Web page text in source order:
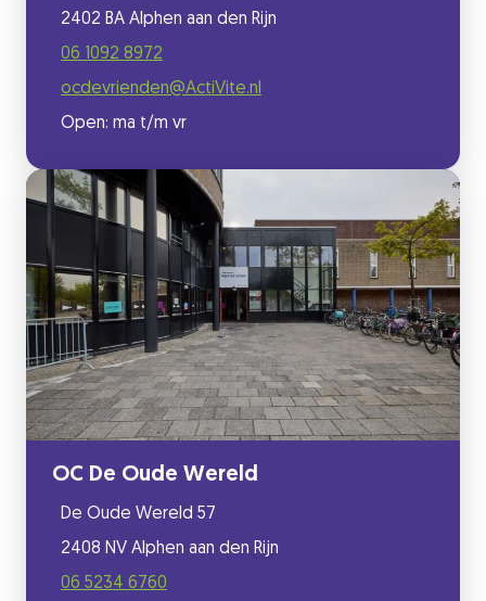
2402 BA Alphen aan den Rijn
06 1092 8972
ocdevrienden@ActiVite.nl
Open: ma t/m vr
OC De Oude Wereld
De Oude Wereld 57
2408 NV Alphen aan den Rijn
06 5234 6760